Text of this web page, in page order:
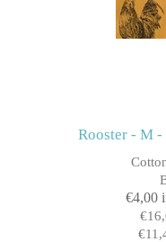
Rooster - M
€4,00